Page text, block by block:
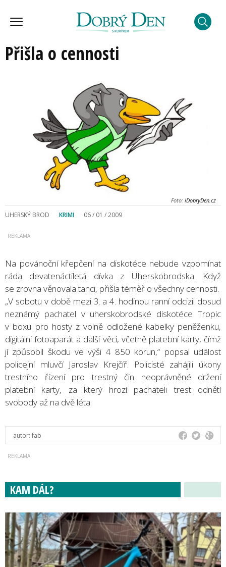
Přišla o cennosti
Foto: iDobryDen.cz
UHERSKÝ BROD KRIMI 06 / 01 / 2009
Na povánoční křepčení na diskotéce nebude vzpomínat
ráda devatenáctiletá dívka z Uherskobrodska. Když
se zrovna věnovala tanci, přišla téměř o všechny cennosti.
„V sobotu v době mezi 3. a 4. hodinou ranní odcizil dosud
neznámý pachatel v uherskobrodské diskotéce Tropic
v boxu pro hosty z volně odložené kabelky peněženku,
digitální fotoaparát a další věci, včetně platební karty, čímž
jí způsobil škodu ve výši 4 850 korun,“ popsal událost
policejní mluvčí Jaroslav Krejčíř. Policisté zahájili úkony
trestního řízení pro trestný čin neoprávněné držení
platební karty, za který hrozí pachateli trest odnětí
svobody až na dvě léta.
autor: fab
KAM DÁL?